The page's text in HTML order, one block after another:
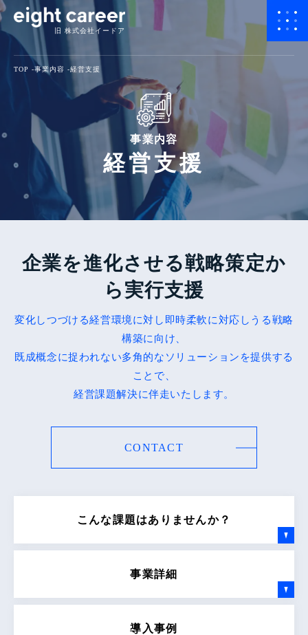
旧 株式会社イードア
TOP 事業内容 経営支援
事業内容
経営支援
企業を進化させる戦略策定か
ら実行支援
変化しつづける経営環境に対し即時柔軟に対応しうる戦略
構築に向け、
既成概念に捉われない多角的なソリューションを提供する
ことで、
経営課題解決に伴走いたします。
CONTACT
こんな課題はありませんか？
事業詳細
導入事例